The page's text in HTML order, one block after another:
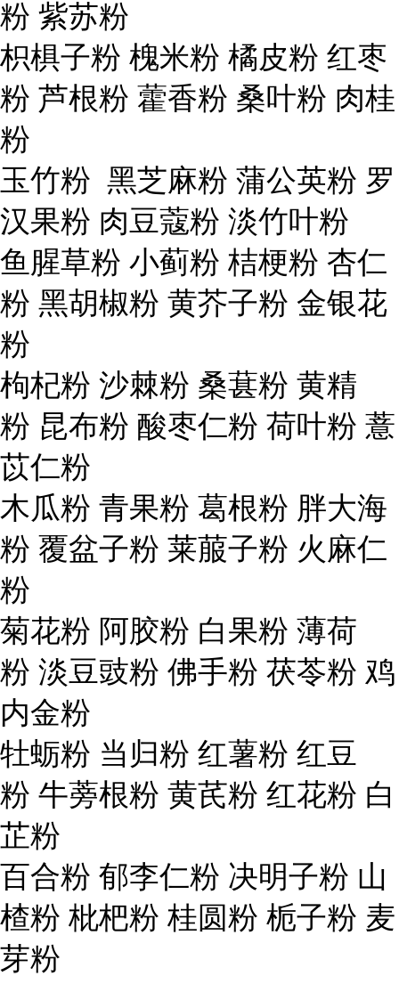
粉 紫苏粉
枳椇子粉 槐米粉 橘皮粉 红枣
粉 芦根粉 藿香粉 桑叶粉 肉桂
粉
玉竹粉 黑芝麻粉 蒲公英粉 罗
汉果粉 肉豆蔻粉 淡竹叶粉
鱼腥草粉 小蓟粉 桔梗粉 杏仁
粉 黑胡椒粉 黄芥子粉 金银花
粉
枸杞粉 沙棘粉 桑葚粉 黄精
粉 昆布粉 酸枣仁粉 荷叶粉 薏
苡仁粉
木瓜粉 青果粉 葛根粉 胖大海
粉 覆盆子粉 莱菔子粉 火麻仁
粉
菊花粉 阿胶粉 白果粉 薄荷
粉 淡豆豉粉 佛手粉 茯苓粉 鸡
内金粉
牡蛎粉 当归粉 红薯粉 红豆
粉 牛蒡根粉 黄芪粉 红花粉 白
芷粉
百合粉 郁李仁粉 决明子粉 山
楂粉 枇杷粉 桂圆粉 栀子粉 麦
芽粉